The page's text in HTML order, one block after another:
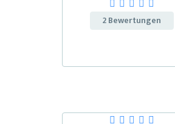
2 Bewertungen